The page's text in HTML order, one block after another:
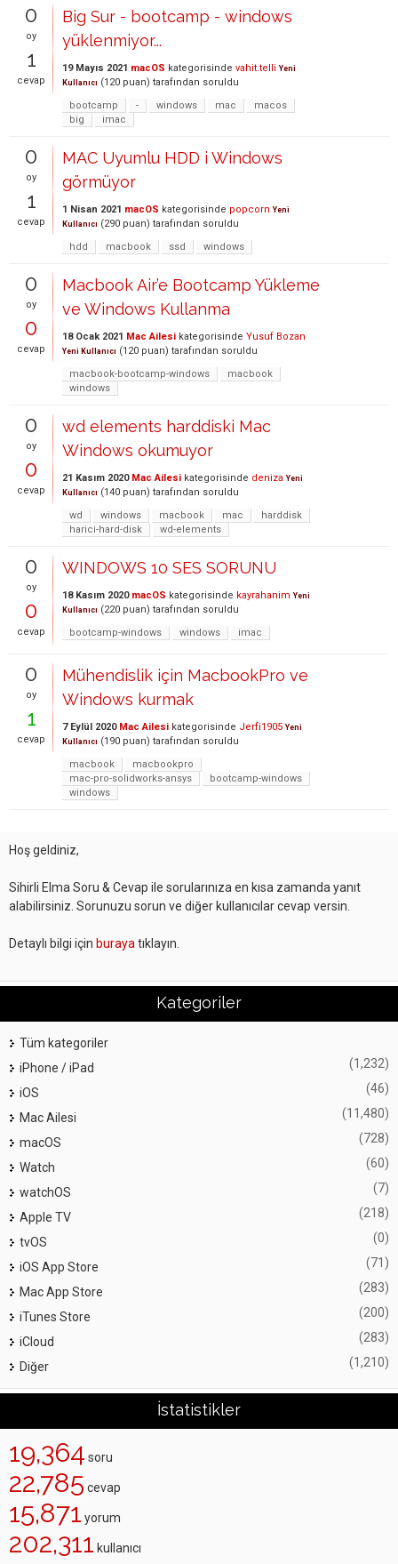
0
oy
1
cevap
Big Sur - bootcamp - windows
yüklenmiyor...
19 Mayıs 2021 macOS kategorisinde vahit.telli Yeni
Kullanıcı (120 puan) tarafından soruldu
bootcamp
- windows mac
macos
big
imac
0
oy
1
cevap
MAC Uyumlu HDD i Windows
görmüyor
1 Nisan 2021 macOS kategorisinde popcorn Yeni
Kullanıcı (290 puan) tarafından soruldu
hdd
macbook ssd windows
0
oy
0
cevap
Macbook Air’e Bootcamp Yükleme
ve Windows Kullanma
18 Ocak 2021 Mac Ailesi kategorisinde Yusuf Bozan
Yeni Kullanıcı (120 puan) tarafından soruldu
macbook-bootcamp-windows
macbook
windows
0
oy
0
cevap
wd elements harddiski Mac
Windows okumuyor
21 Kasım 2020 Mac Ailesi kategorisinde deniza Yeni
Kullanıcı (140 puan) tarafından soruldu
wd
windows macbook mac
harddisk
harici-hard-disk
wd-elements
0
oy
0
cevap
WINDOWS 10 SES SORUNU
18 Kasım 2020 macOS kategorisinde kayrahanim Yeni
Kullanıcı (220 puan) tarafından soruldu
bootcamp-windows
windows imac
0
oy
1
cevap
Mühendislik için MacbookPro ve
Windows kurmak
7 Eylül 2020 Mac Ailesi kategorisinde Jerfi1905 Yeni
Kullanıcı (190 puan) tarafından soruldu
macbook
macbookpro
mac-pro-solidworks-ansys
bootcamp-windows
windows
Hoş geldiniz,
Sihirli Elma Soru & Cevap ile sorularınıza en kısa zamanda yanıt
alabilirsiniz. Sorunuzu sorun ve diğer kullanıcılar cevap versin.
Detaylı bilgi için buraya tıklayın.
Kategoriler
Tüm kategoriler
iPhone / iPad
(1,232)
iOS (46)
Mac Ailesi (11,480)
macOS (728)
Watch (60)
watchOS (7)
Apple TV (218)
tvOS (0)
iOS App Store (71)
Mac App Store (283)
iTunes Store (200)
iCloud (283)
Diğer (1,210)
İstatistikler
19,364 soru
22,785 cevap
15,871 yorum
202,311 kullanıcı